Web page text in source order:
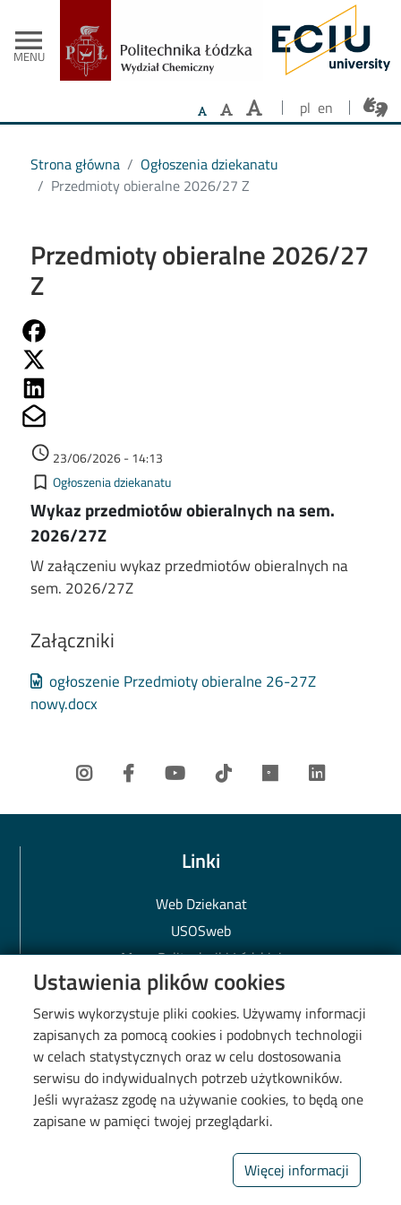
Ustawienia plików cookies
Serwis wykorzystuje pliki cookies. Używamy informacji
zapisanych za pomocą cookies i podobnych technologii
w celach statystycznych oraz w celu dostosowania
serwisu do indywidualnych potrzeb użytkowników.
Jeśli wyrażasz zgodę na używanie cookies, to będą one
zapisane w pamięci twojej przeglądarki.
Więcej informacji
menu
MENU
- Strona główna
pl en
Strona główna
Ogłoszenia dziekanatu
Przedmioty obieralne 2026/27 Z
Przedmioty obieralne 2026/27
Z
access_time 23/06/2026 - 14:13
bookmark_border Kategorie
Ogłoszenia dziekanatu
Wykaz przedmiotów obieralnych na sem.
2026/27Z
W załączeniu wykaz przedmiotów obieralnych na
sem. 2026/27Z
Załączniki
Document
ogłoszenie Przedmioty obieralne 26-27Z
nowy.docx
90-543 Łódź, ul. Żeromskiego
114, bud. A34
Linki
Web Dziekanat
USOSweb
Mapa Politechniki Łódzkiej
Biblioteka PŁ
BIP PŁ
Polityka prywatności
Deklaracja dostępności cyfrowej
Mapa kampusu